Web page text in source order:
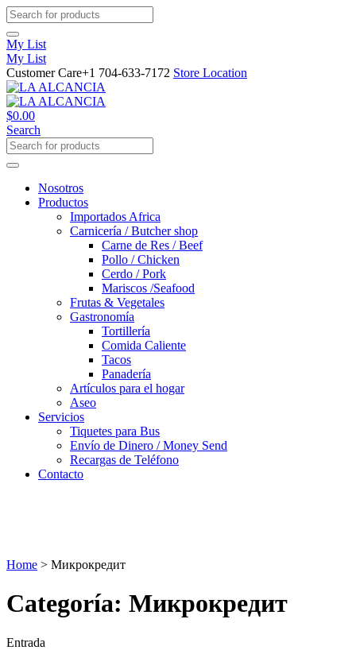
My List
My List
Customer Care+1 704-633-7172 Store Location
$0.00
Search
Nosotros
Productos
Importados Africa
Carnicería / Butcher shop
Carne de Res / Beef
Pollo / Chicken
Cerdo / Pork
Mariscos /Seafood
Frutas & Vegetales
Gastronomía
Tortillería
Comida Caliente
Tacos
Panadería
Artículos para el hogar
Aseo
Servicios
Tiquetes para Bus
Envío de Dinero / Money Send
Recargas de Teléfono
Contacto
Home > Микрокредит
Categoría: Микрокредит
Entrada